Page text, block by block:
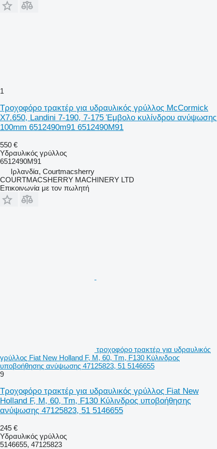
1
Τροχοφόρο τρακτέρ για υδραυλικός γρύλλος McCormick
X7.650, Landini 7-190, 7-175 Έμβολο κυλίνδρου ανύψωσης
100mm 6512490m91 6512490M91
550 €
Υδραυλικός γρύλλος
6512490M91
Ιρλανδία, Courtmacsherry
COURTMACSHERRY MACHINERY LTD
Επικοινωνία με τον πωλητή
τροχοφόρο τρακτέρ για υδραυλικός
γρύλλος Fiat New Holland F, M, 60, Tm, F130 Κύλινδρος
υποβοήθησης ανύψωσης 47125823, 51 5146655
9
Τροχοφόρο τρακτέρ για υδραυλικός γρύλλος Fiat New
Holland F, M, 60, Tm, F130 Κύλινδρος υποβοήθησης
ανύψωσης 47125823, 51 5146655
245 €
Υδραυλικός γρύλλος
5146655, 47125823